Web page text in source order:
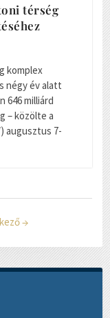
térség
komplex
négy év alatt
646 milliárd
– közölte a
augusztus 7-
→